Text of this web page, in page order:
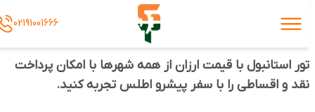
02191001666
تور استانبول با قیمت ارزان از همه شهرها با امکان پرداخت
نقد و اقساطی را با سفر پیشرو اطلس تجربه کنید.